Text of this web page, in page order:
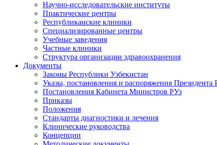
Научно-исследовательские институты
Практические центры
Республиканские клиники
Специализированные центры
Учебные заведения
Частные клиники
Структура организации здравоохранения
Документы
Законы Республики Узбекистан
Указы, постановления и распоряжения Президента
Постановления Кабинета Министров РУз
Приказы
Положения
Стандарты диагностики и лечения
Клинические руководства
Концепции